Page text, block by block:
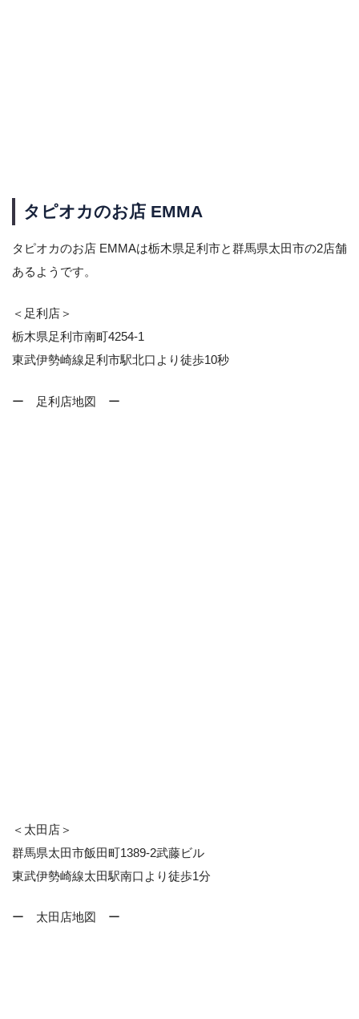
タピオカのお店 EMMA
タピオカのお店 EMMAは栃木県足利市と群馬県太田市の2店舗
あるようです。
＜足利店＞
栃木県足利市南町4254-1
東武伊勢崎線足利市駅北口より徒歩10秒
ー 足利店地図 ー
＜太田店＞
群馬県太田市飯田町1389-2武藤ビル
東武伊勢崎線太田駅南口より徒歩1分
ー 太田店地図 ー